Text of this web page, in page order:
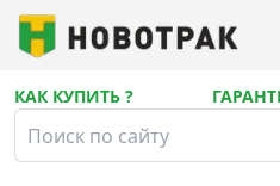
КАК КУПИТЬ ?